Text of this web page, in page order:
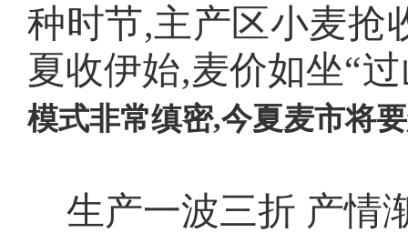
种时节,主产区小麦抢
夏收伊始,麦价如坐“
模式非常缜密,今夏麦市将
生产一波三折 产情